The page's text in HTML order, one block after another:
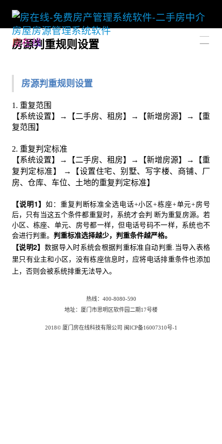
房在线
房源判重规则设置
房源判重规则设置
1. 重复范围
【系统设置】→【二手房、租房】→【新增房源】→【重
复范围】
2. 重复判定标准
【系统设置】→【二手房、租房】→【新增房源】→【重
复判定标准】
→ 【设置住宅、别墅、写字楼、商铺、厂
房、仓库、车位、土地的重复判定标准】
【说明1】如：重复判断标准全选电话+小区+栋座+单元+房号
后，只有当这五个条件都重复时，系统才会判 断为重复房源。若
小区、栋座、单元、房号都一样，但电话号码不一样，系统也不
会进行判重。 判重标准选择越少，判重条件越严格。
【说明2】 数据导入时系统会根据判重标准自动判重. 当导入表格
里只有业主和小区，没有栋座信息时，应将电话排重条件也添加
上，否则会被系统排重无法导入。
热线：400-8080-590
地址：厦门市思明区软件园二期17号楼
2018© 厦门房在线科技有限公司 闽ICP备16007310号-1